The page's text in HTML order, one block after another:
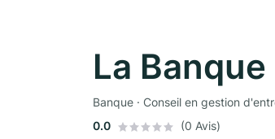
La
Banque · Conseil en gestion
0.0
(0 Avis)